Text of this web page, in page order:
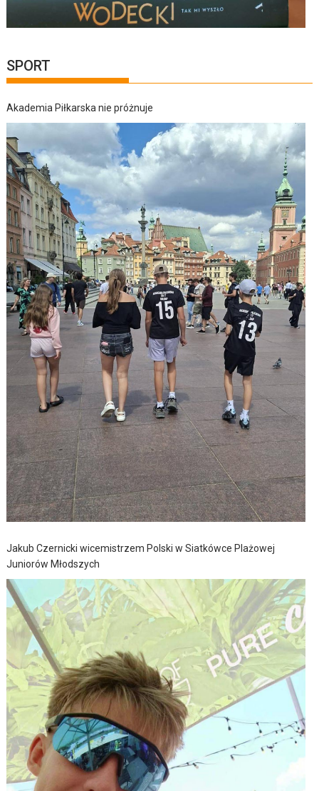
SPORT
Akademia Piłkarska nie próżnuje
Jakub Czernicki wicemistrzem Polski w Siatkówce Plażowej
Juniorów Młodszych